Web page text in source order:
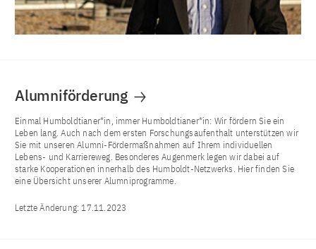
Alumniförderung
Einmal Humboldtianer*in, immer Humboldtianer*in: Wir fördern Sie ein
Leben lang. Auch nach dem ersten Forschungsaufenthalt unterstützen wir
Sie mit unseren Alumni-Fördermaßnahmen auf Ihrem individuellen
Lebens- und Karriereweg. Besonderes Augenmerk legen wir dabei auf
starke Kooperationen innerhalb des Humboldt-Netzwerks. Hier finden Sie
eine Übersicht unserer Alumniprogramme.
Letzte Änderung:17.11.2023